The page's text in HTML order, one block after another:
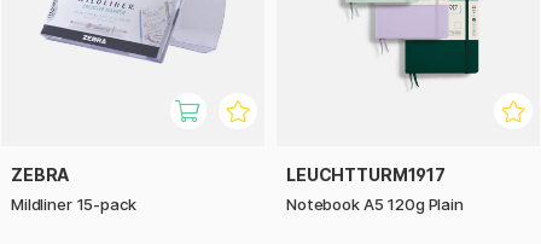
ZEBRA
Mildliner 15-pack
LEUCHTTURM1917
Notebook A5 120g Plain